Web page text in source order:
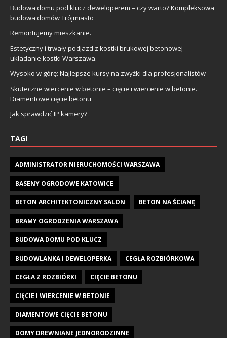
Budowa domu pod klucz deweloperem – czy warto? Kompleksowa
budowa domów Trójmiasto
Remontujemy mieszkanie.
Estetyczny i trwały podjazd z kostki brukowej betonowej –
układanie kostki Warszawa.
Wysoko w górę: Najlepsze kursy na zwyżki dla profesjonalistów
Skuteczne wiercenie w betonie – cięcie i wiercenie w betonie.
Diamentowe cięcie betonu
Jak sprawdzić IP kamery?
TAGI
ADMINISTRATOR NIERUCHOMOŚCI WARSZAWA
BASENY OGRODOWE KATOWICE
BETON ARCHITEKTONICZNY SALON BETON NA ŚCIANĘ
BRAMY OGRODZENIA WARSZAWA
BUDOWA DOMU POD KLUCZ
BUDOWLANKA I DEWELOPERKA CEGŁA ROZBIÓRKOWA
CEGŁA Z ROZBIÓRKI CIĘCIE BETONU
CIĘCIE I WIERCENIE W BETONIE
DIAMENTOWE CIĘCIE BETONU
DOMY DREWNIANE JEDNORODZINNE